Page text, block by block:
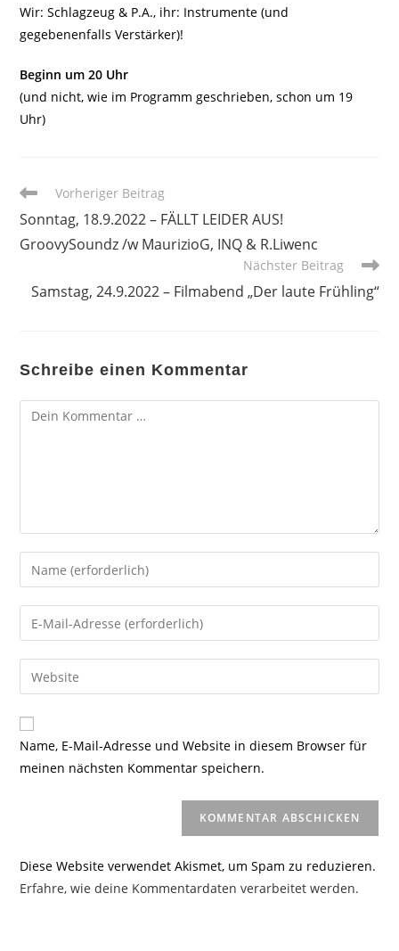
Wir: Schlagzeug & P.A., ihr: Instrumente (und
gegebenenfalls Verstärker)!
Beginn um 20 Uhr
(und nicht, wie im Programm geschrieben, schon um 19
Uhr)
Weitere
ansehen
Vorheriger Beitrag
Sonntag, 18.9.2022 – FÄLLT LEIDER AUS!
GroovySoundz /w MaurizioG, INQ & R.Liwenc
Nächster Beitrag
Samstag, 24.9.2022 – Filmabend „Der laute Frühling“
Schreibe einen Kommentar
Kommentar
Gib
deinen
Namen
oder
zum
Kommentieren
ein
Gib
deine
E-
Mail-
zum
Kommentieren
ein
Gib
deine
Website-
URL
Name, E-Mail-Adresse und Website in diesem Browser für
meinen nächsten Kommentar speichern.
Diese Website verwendet Akismet, um Spam zu reduzieren.
Erfahre, wie deine Kommentardaten verarbeitet werden.